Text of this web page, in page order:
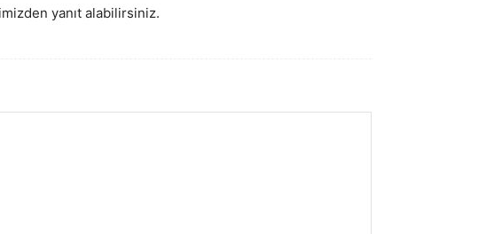
yanıt alabilirsiniz.